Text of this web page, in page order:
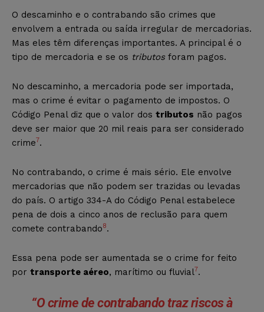
O descaminho e o contrabando são crimes que
envolvem a entrada ou saída irregular de mercadorias.
Mas eles têm diferenças importantes. A principal é o
tipo de mercadoria e se os tributosforam pagos.
No descaminho, a mercadoria pode ser importada,
mas o crime é evitar o pagamento de impostos. O
Código Penal diz que o valor dos tributos não pagos
deve ser maior que 20 mil reais para ser considerado
crime7.
No contrabando, o crime é mais sério. Ele envolve
mercadorias que não podem ser trazidas ou levadas
do país. O artigo 334-A do Código Penal estabelece
pena de dois a cinco anos de reclusão para quem
comete contrabando8.
Essa pena pode ser aumentada se o crime for feito
por transporte aéreo, marítimo ou fluvial7.
“O crime de contrabando traz riscos à